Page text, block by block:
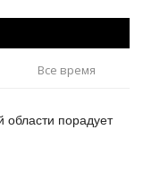
Все время
порадует